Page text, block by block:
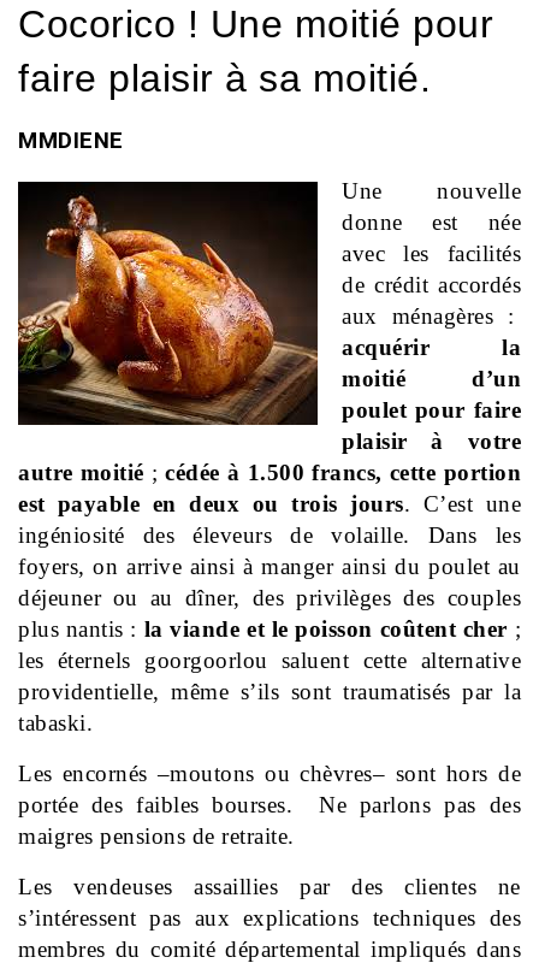
Cocorico ! Une moitié pour
faire plaisir à sa moitié.
MMDIENE
Une nouvelle
donne est née
avec les facilités
de crédit accordés
aux ménagères :
acquérir la
moitié d’un
poulet pour faire
plaisir à votre
autre moitié ;cédée à 1.500 francs, cette portion
est payable en deux ou trois jours. C’est une
ingéniosité des éleveurs de volaille. Dans les
foyers, on arrive ainsi à manger ainsi du poulet au
déjeuner ou au dîner, des privilèges des couples
plus nantis : la viande et le poisson coûtent cher ;
les éternels goorgoorlou saluent cette alternative
providentielle, même s’ils sont traumatisés par la
tabaski.
Les encornés –moutons ou chèvres– sont hors de
portée des faibles bourses. Ne parlons pas des
maigres pensions de retraite.
Les vendeuses assaillies par des clientes ne
s’intéressent pas aux explications techniques des
membres du comité départemental impliqués dans